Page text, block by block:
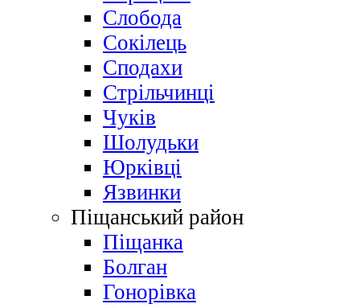
Слобода
Сокілець
Сподахи
Стрільчинці
Чуків
Шолудьки
Юрківці
Язвинки
Піщанський район
Піщанка
Болган
Гонорівка